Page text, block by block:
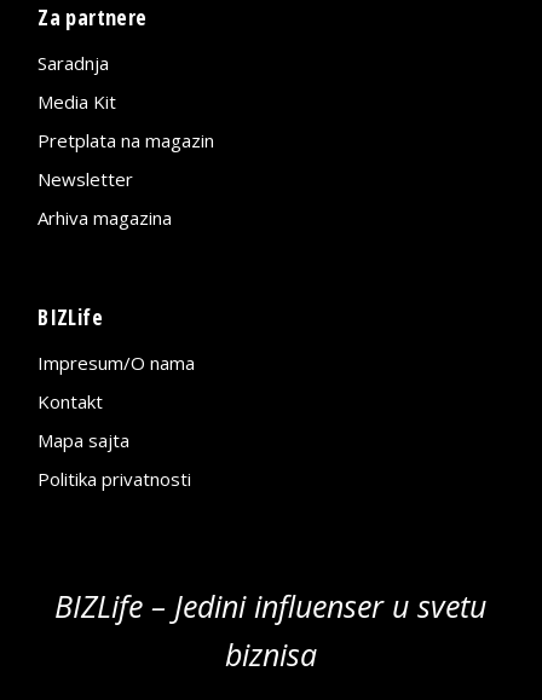
Za partnere
Saradnja
Media Kit
Pretplata na magazin
Newsletter
Arhiva magazina
BIZLife
Impresum/O nama
Kontakt
Mapa sajta
Politika privatnosti
BIZLife – Jedini influenser u svetu
biznisa